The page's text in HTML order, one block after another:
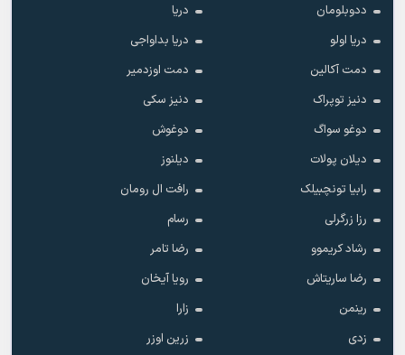
ددوبلومان
دریا
دریا اولو
دریا بداواجی
دمت آکالین
دمت اوزدمیر
دنیز توپراک
دنیز سکی
دوغو سواگ
دوغوش
دیلان پولات
دیلنوز
رابیا تونچبیلک
رافت ال رومان
رزا زرگرلی
رسام
رشاد کریموو
رضا تامر
رضا ساریتاش
رویا آیخان
رینمن
زارا
زدی
زرین اوزر